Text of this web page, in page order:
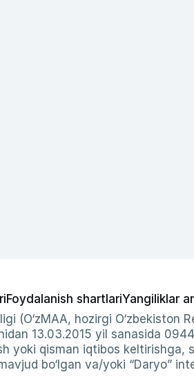
Foydalanish shartlariYangiliklar
(O‘zMAA, hozirgi O‘zbekiston
13.03.2015 yil sanasida
yoki qisman iqtibos
bo‘lgan va/yoki “Daryo”